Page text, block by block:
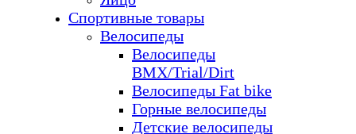
Спортивные товары
Велосипеды
Велосипеды
BMX/Trial/Dirt
Велосипеды Fat bike
Горные велосипеды
Детские велосипеды